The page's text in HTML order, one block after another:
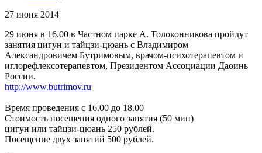
27 июня 2014
29 июня в 16.00 в Частном парке А. Толоконникова пройдут
занятия цигун и тайцзи-цюань с Владимиром
Александровичем Бутримовым, врачом-психотерапевтом и
иглорефлексотерапевтом, Президентом Ассоциации Даоинь
России.
http://www.butrimov.ru
Время проведения с 16.00 до 18.00
Стоимость посещения одного занятия (50 мин)
цигун или тайцзи-цюань 250 рублей.
Посещение двух занятий 500 рублей.